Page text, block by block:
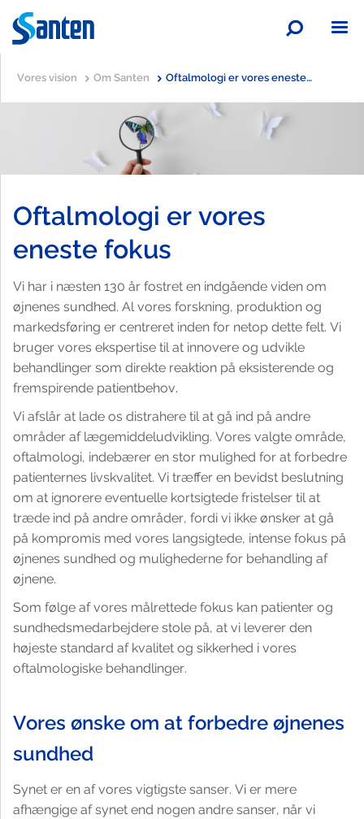
A A A
Glaukom
Oversigt
Øjentørhed
Oversigt
Allergi
Oversigt
Øjeninfektion
Oversigt
Om Santen
Oversigt
Virksomhedens historie
Oftalmologi er vores eneste fokus
Historik
Forespørgsler fra medier og presse
Ansvar
Oversigt
Karriere
Oversigt
Ansøg nu
Kontakt Santen
Oversigt
Medicinsk information og feedback på produkter
Vores videnskabelige fokus
Oversigt
Teknologier
Produktportefølje
Samarbejde med Santen
Betingelser for brug
Oversigt
Beskyttelse af personlige oplysninger
Oversigt
Politik for cookies
Indstillinger for cookies
Vores vision Om Santen Oftalmologi er vores eneste fokus
Oftalmologi er vores
eneste fokus
Vi har i næsten 130 år fostret en indgående viden om
øjnenes sundhed. Al vores forskning, produktion og
markedsføring er centreret inden for netop dette felt. Vi
bruger vores ekspertise til at innovere og udvikle
behandlinger som direkte reaktion på eksisterende og
fremspirende patientbehov.
Vi afslår at lade os distrahere til at gå ind på andre
områder af lægemiddeludvikling. Vores valgte område,
oftalmologi, indebærer en stor mulighed for at forbedre
patienternes livskvalitet. Vi træffer en bevidst beslutning
om at ignorere eventuelle kortsigtede fristelser til at
træde ind på andre områder, fordi vi ikke ønsker at gå
på kompromis med vores langsigtede, intense fokus på
øjnenes sundhed og mulighederne for behandling af
øjnene.
Som følge af vores målrettede fokus kan patienter og
sundhedsmedarbejdere stole på, at vi leverer den
højeste standard af kvalitet og sikkerhed i vores
oftalmologiske behandlinger.
Vores ønske om at forbedre øjnenes
sundhed
Synet er en af vores vigtigste sanser. Vi er mere
afhængige af synet end nogen andre sanser, når vi
Søg